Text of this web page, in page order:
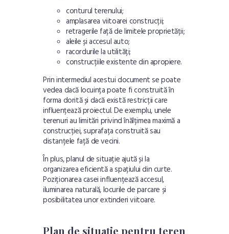
conturul terenului;
amplasarea viitoarei construcții;
retragerile față de limitele proprietății;
aleile și accesul auto;
racordurile la utilități;
construcțiile existente din apropiere.
Prin intermediul acestui document se poate
vedea dacă locuința poate fi construită în
forma dorită și dacă există restricții care
influențează proiectul. De exemplu, unele
terenuri au limitări privind înălțimea maximă a
construcției, suprafața construită sau
distanțele față de vecini.
În plus, planul de situație ajută și la
organizarea eficientă a spațiului din curte.
Poziționarea casei influențează accesul,
iluminarea naturală, locurile de parcare și
posibilitatea unor extinderi viitoare.
Plan de situație pentru teren